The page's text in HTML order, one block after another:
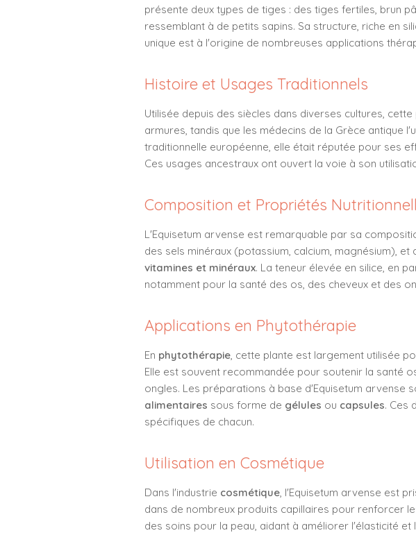
présente deux types de tiges : des tiges fertiles, brun
ressemblant à de petits sapins. Sa structure, riche en
unique est à l'origine de nombreuses applications
Histoire et Usages Traditionnels
Utilisée depuis des siècles dans diverses cultures,
armures, tandis que les médecins de la Grèce antique
traditionnelle européenne, elle était réputée pour ses
Ces usages ancestraux ont ouvert la voie à son
Composition et Propriétés
L'Equisetum arvense est remarquable par sa
des sels minéraux (potassium, calcium, magnésium),
vitamines et minéraux. La teneur élevée en silice, en
notamment pour la santé des os, des cheveux et des
Applications en Phytothérapie
En phytothérapie, cette plante est largement utilisée
Elle est souvent recommandée pour soutenir la santé
ongles. Les préparations à base d'Equisetum arvense
alimentaires sous forme de gélules ou capsules. Ces
spécifiques de chacun.
Utilisation en Cosmétique
Dans l'industrie cosmétique, l'Equisetum arvense est
dans de nombreux produits capillaires pour renforcer
des soins pour la peau, aidant à améliorer l'élasticité